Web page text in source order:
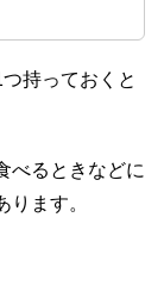
持っておくと
べるときなどに
ます。